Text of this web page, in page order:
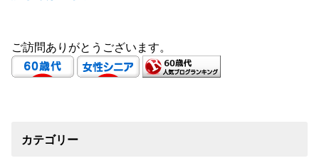
ご訪問ありがとうございます。
カテゴリー